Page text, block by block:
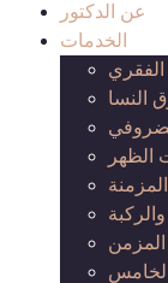
عن الدكتور
الخدمات
الفقري
النسا
الظهر
المزمن